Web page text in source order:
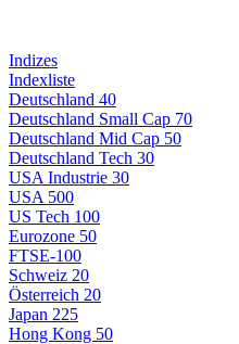
Indizes
Indexliste
Deutschland 40
Deutschland Small Cap 70
Deutschland Mid Cap 50
Deutschland Tech 30
USA Industrie 30
USA 500
US Tech 100
Eurozone 50
FTSE-100
Schweiz 20
Österreich 20
Japan 225
Hong Kong 50